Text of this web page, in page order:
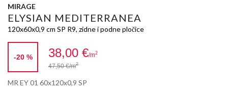
MIRAGE
ELYSIAN MEDITERRANEA
120x60x0,9 cm SP R9, zidne i podne pločice
-20 % 38,00 €/m2
47,50 €/m2
MR EY 01 60x120x0,9 SP